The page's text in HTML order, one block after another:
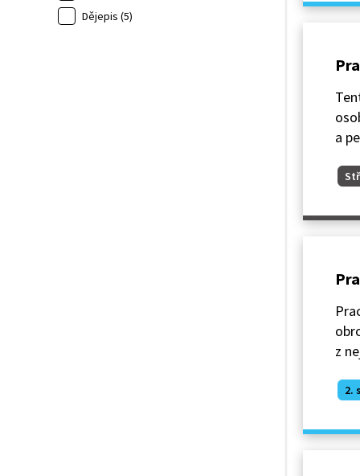
Dějepis (5)
a
z
2.